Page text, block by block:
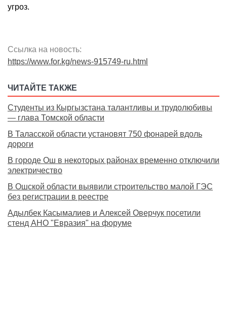
угроз.
Ссылка на новость:
https://www.for.kg/news-915749-ru.html
ЧИТАЙТЕ ТАКЖЕ
Студенты из Кыргызстана талантливы и трудолюбивы
— глава Томской области
В Таласской области установят 750 фонарей вдоль
дороги
В городе Ош в некоторых районах временно отключили
электричество
В Ошской области выявили строительство малой ГЭС
без регистрации в реестре
Адылбек Касымалиев и Алексей Оверчук посетили
стенд АНО "Евразия" на форуме